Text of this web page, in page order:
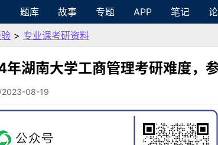
题库 故事 专题 APP 笔记
> 专业课考研资料
湖南大学工商管理考研难度，
2023-08-19